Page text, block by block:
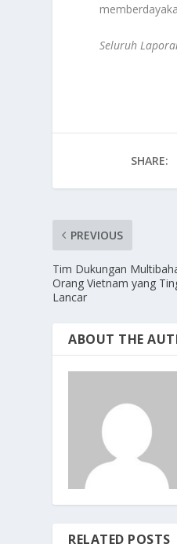
Seluruh
SHARE:
PREVIOUS
Tim Dukungan
Orang Vietnam yang
Lancar
ABOUT THE
RELATED POSTS